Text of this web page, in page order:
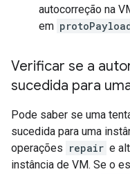
autocorreção na
em
Verificar se a
sucedida para
Pode saber se uma
sucedida para uma
operações repair e
instância de VM. Se o